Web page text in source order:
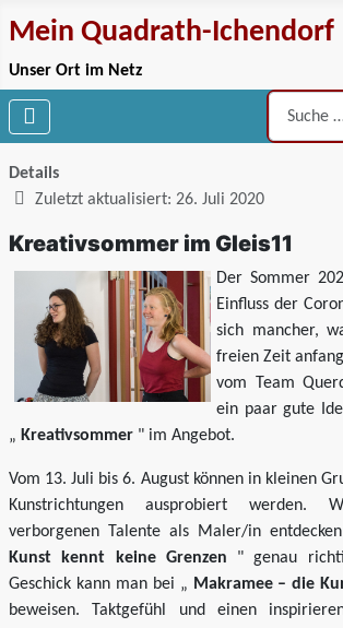
Mein Quadrath-Ichendorf
Unser Ort im Netz
Suchen
Details
Zuletzt aktualisiert: 26. Juli 2020
Kreativsommer im Gleis11
Der Sommer
Einfluss der
sich mancher,
freien Zeit
vom Team
ein paar gute
„ Kreativsommer " im Angebot.
Vom 13. Juli bis 6. August können in kleinen
Kunstrichtungen ausprobiert werden.
verborgenen Talente als Maler/in
Kunst kennt keine Grenzen " genau
Geschick kann man bei „ Makramee – die
beweisen. Taktgefühl und einen